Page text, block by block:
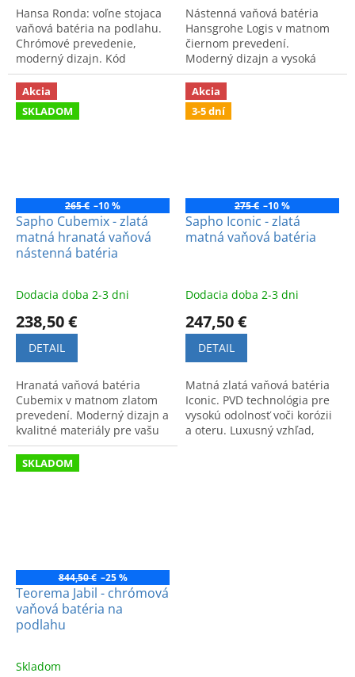
Hansa Ronda: voľne stojaca
vaňová batéria na podlahu.
Chrómové prevedenie,
moderný dizajn. Kód
produktu: 03422073.
Nástenná vaňová batéria
Hansgrohe Logis v matnom
čiernom prevedení.
Moderný dizajn a vysoká
kvalita. Kód výrobku:
71400670.
Akcia
SKLADOM
265 € –10 %
Sapho Cubemix - zlatá
matná hranatá vaňová
nástenná batéria
Dodacia doba 2-3 dni
238,50 €
DETAIL
Hranatá vaňová batéria
Cubemix v matnom zlatom
prevedení. Moderný dizajn a
kvalitné materiály pre vašu
kúpeľňu.
Akcia
3-5 dní
275 € –10 %
Sapho Iconic - zlatá
matná vaňová batéria
Dodacia doba 2-3 dni
247,50 €
DETAIL
Matná zlatá vaňová batéria
Iconic. PVD technológia pre
vysokú odolnosť voči korózii
a oteru. Luxusný vzhľad,
SKLADOM
844,50 € –25 %
Teorema Jabil - chrómová
vaňová batéria na
podlahu
Skladom